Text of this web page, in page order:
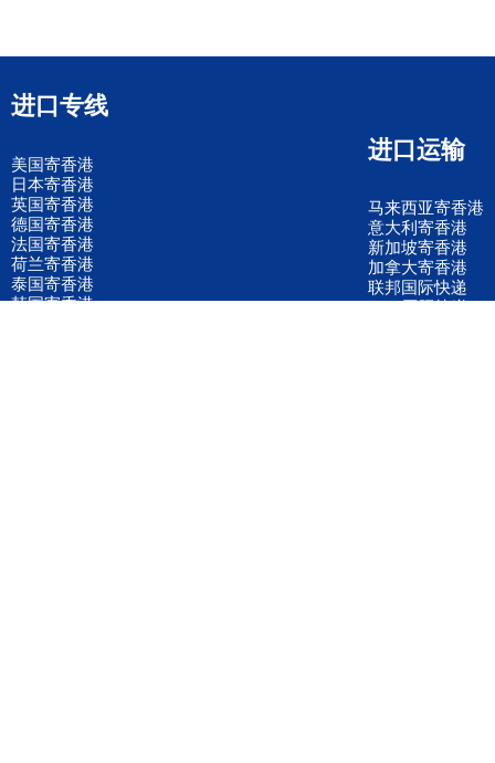
进口专线
美国寄香港
日本寄香港
英国寄香港
德国寄香港
法国寄香港
荷兰寄香港
泰国寄香港
韩国寄香港
进口运输
马来西亚寄香港
意大利寄香港
新加坡寄香港
加拿大寄香港
联邦国际快递
UPS国际快递